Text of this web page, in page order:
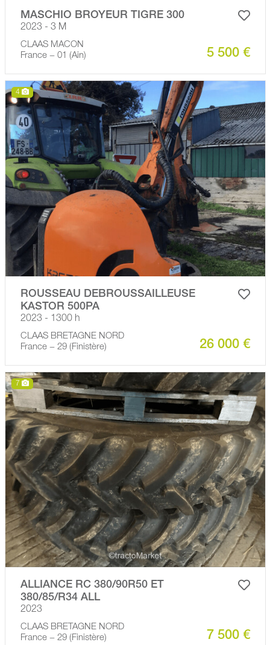
MASCHIO BROYEUR TIGRE 300
2023 - 3 M
CLAAS MACON
France − 01 (Ain)
5 500 €
4
ROUSSEAU DEBROUSSAILLEUSE
KASTOR 500PA
2023 - 1300 h
CLAAS BRETAGNE NORD
France − 29 (Finistère)
26 000 €
7
ALLIANCE RC 380/90R50 ET
380/85/R34 ALL
2023
CLAAS BRETAGNE NORD
France − 29 (Finistère)
7 500 €